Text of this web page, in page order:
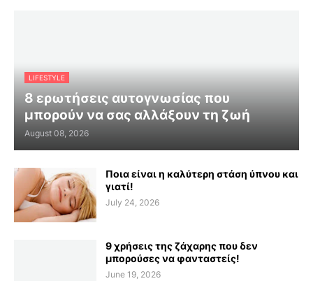
LIFESTYLE
8 ερωτήσεις αυτογνωσίας που
μπορούν να σας αλλάξουν τη ζωή
August 08, 2026
Ποια είναι η καλύτερη στάση ύπνου και
γιατί!
July 24, 2026
9 χρήσεις της ζάχαρης που δεν
μπορούσες να φανταστείς!
June 19, 2026